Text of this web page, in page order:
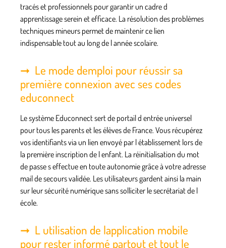
tracés et professionnels pour garantir un cadre d
apprentissage serein et efficace. La résolution des problèmes
techniques mineurs permet de maintenir ce lien
indispensable tout au long de l année scolaire.
Le mode demploi pour réussir sa
première connexion avec ses codes
educonnect
Le système Educonnect sert de portail d entrée universel
pour tous les parents et les élèves de France. Vous récupérez
vos identifiants via un lien envoyé par l établissement lors de
la première inscription de l enfant. La réinitialisation du mot
de passe s effectue en toute autonomie grâce à votre adresse
mail de secours validée. Les utilisateurs gardent ainsi la main
sur leur sécurité numérique sans solliciter le secrétariat de l
école.
L utilisation de lapplication mobile
pour rester informé partout et tout le